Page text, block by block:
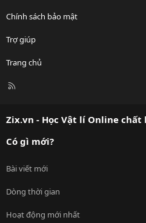
Chính sách bảo mật
Trợ giúp
Trang chủ
R
Zix.vn - Học Vật lí Online chất
Có gì mới?
Bài viết mới
Dòng thời gian
Hoạt động mới nhất